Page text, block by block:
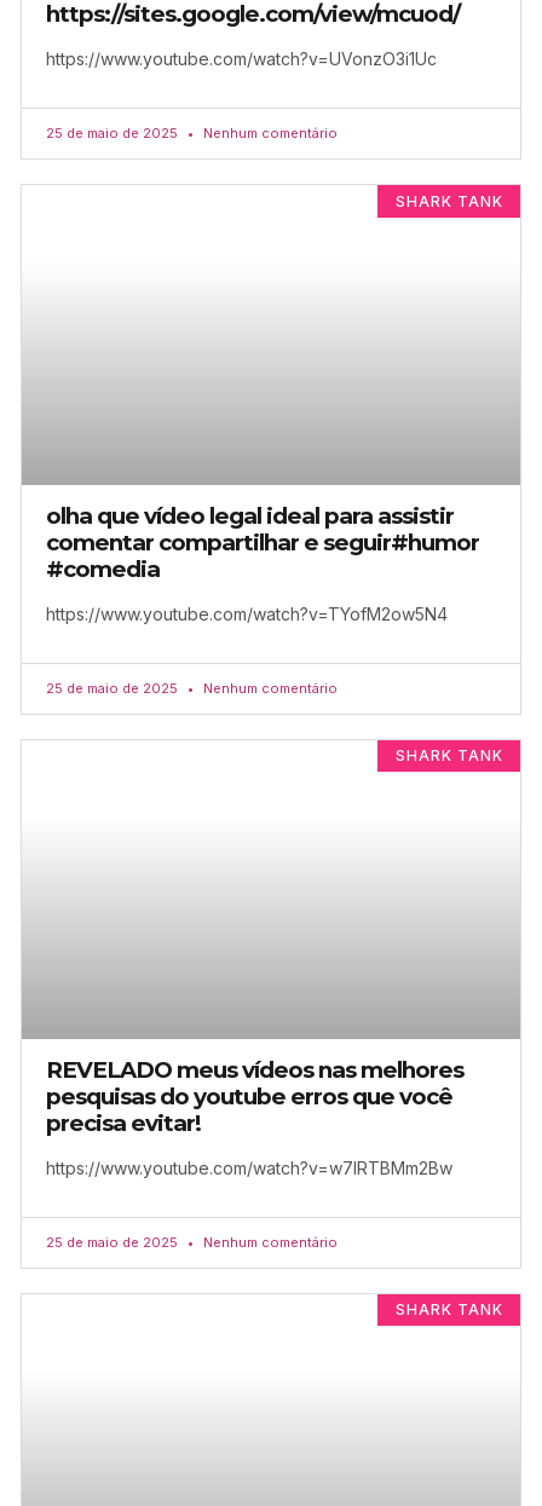
https://sites.google.com/view/mcuod/
https://www.youtube.com/watch?v=UVonzO3i1Uc
25 de maio de 2025 Nenhum comentário
SHARK TANK
olha que vídeo legal ideal para assistir
comentar compartilhar e seguir#humor
#comedia
https://www.youtube.com/watch?v=TYofM2ow5N4
25 de maio de 2025 Nenhum comentário
SHARK TANK
REVELADO meus vídeos nas melhores
pesquisas do youtube erros que você
precisa evitar!
https://www.youtube.com/watch?v=w7IRTBMm2Bw
25 de maio de 2025 Nenhum comentário
SHARK TANK